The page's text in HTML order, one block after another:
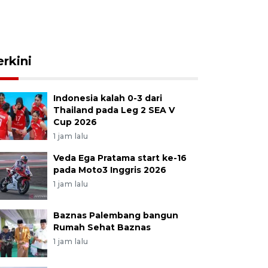
Indonesia kalah 0-3 dari
Thailand pada Leg 2 SEA V
Cup 2026
1 jam lalu
Veda Ega Pratama start ke-16
pada Moto3 Inggris 2026
1 jam lalu
Baznas Palembang bangun
Rumah Sehat Baznas
1 jam lalu